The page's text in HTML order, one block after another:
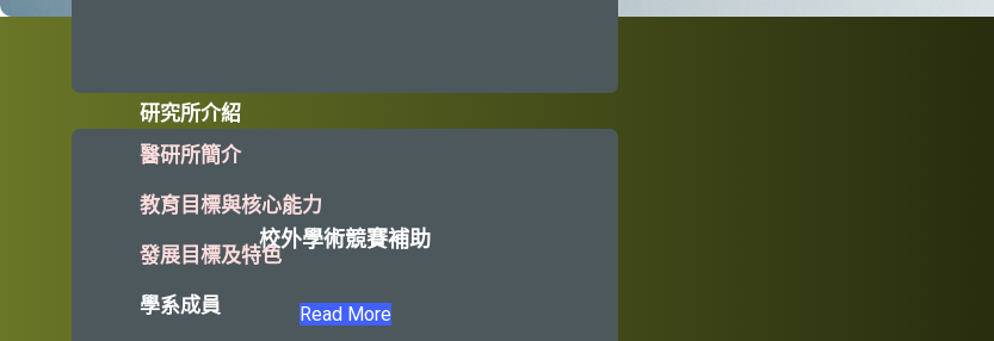
校外學術競賽補助
Read More
研究所介紹
醫研所簡介
教育目標與核心能力
發展目標及特色
學系成員